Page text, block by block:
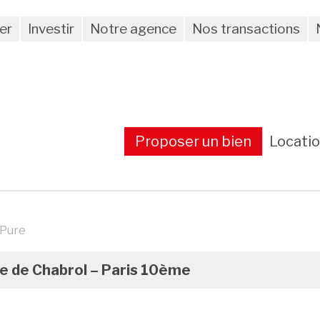
Investir Notre agence Nos transactions
Proposer un bien
de Chabrol – Paris 10ème